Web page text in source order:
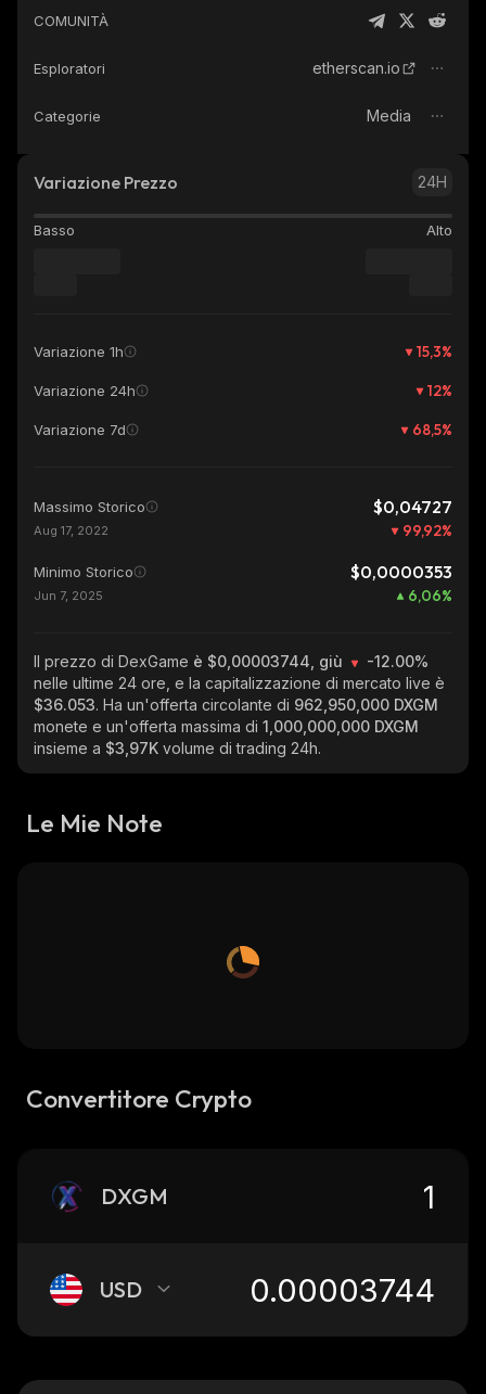
COMUNITÀ
Esploratori etherscan.io
Categorie Media
Variazione Prezzo 24H
Basso Alto
Variazione 1h 15,3%
Variazione 24h 12%
Variazione 7d 68,5%
Massimo Storico $0,04727
Aug 17, 2022 99,92%
Minimo Storico $0,0000353
Jun 7, 2025 6,06%
Il prezzo di DexGame è $0,00003744, giù
-12.00%
nelle ultime 24 ore, e la capitalizzazione di mercato live è
$36.053. Ha un'offerta circolante di 962,950,000 DXGM
monete e un'offerta massima di 1,000,000,000 DXGM
insieme a $3,97K volume di trading 24h.
Le Mie Note
Convertitore Crypto
DXGM
USD